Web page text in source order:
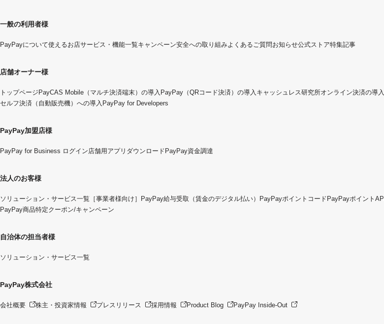
一般の利用者様
PayPayについて使えるお店サービス・機能一覧キャンペーン安全への取り組みよくあるご質問お知らせ公式ストア特集記事
店舗オーナー様
トップページ PayCAS Mobile（マルチ決済端末）の導入 PayPay（QRコード決済）の導入 キャッシュレス研究所オンライン決済の導入
セルフ決済（自動販売機）への導入 PayPay for Developers
PayPay加盟店様
PayPay for Business ログイン 店舗用アプリダウンロード PayPay資金調達
法人のお客様
ソリューション・サービス一覧 ［事業者様向け］PayPay給与受取（賃金のデジタル払い） PayPayポイントコード PayPayポイントAPI
PayPay商品特定クーポン/キャンペーン
自治体の担当者様
ソリューション・サービス一覧
PayPay株式会社
会社概要 株主・投資家情報 プレスリリース 採用情報 Product Blog PayPay Inside-Out